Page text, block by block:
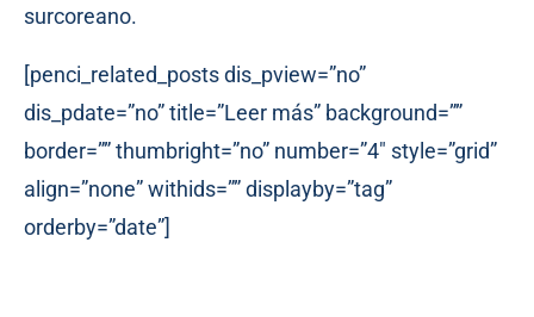
surcoreano.
[penci_related_posts dis_pview=”no”
dis_pdate=”no” title=”Leer más” background=””
border=”” thumbright=”no” number=”4″ style=”grid”
align=”none” withids=”” displayby=”tag”
orderby=”date”]